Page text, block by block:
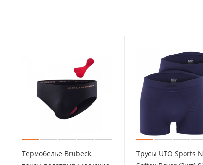
Термобелье Brubeck
Трусы UTO Sports